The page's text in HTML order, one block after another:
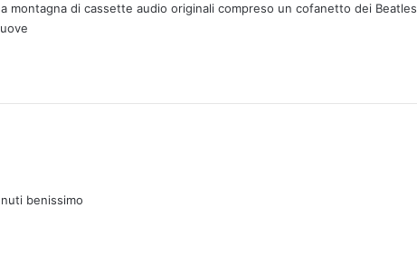
montagna di cassette audio originali compreso un cofanetto dei Beatles
benissimo